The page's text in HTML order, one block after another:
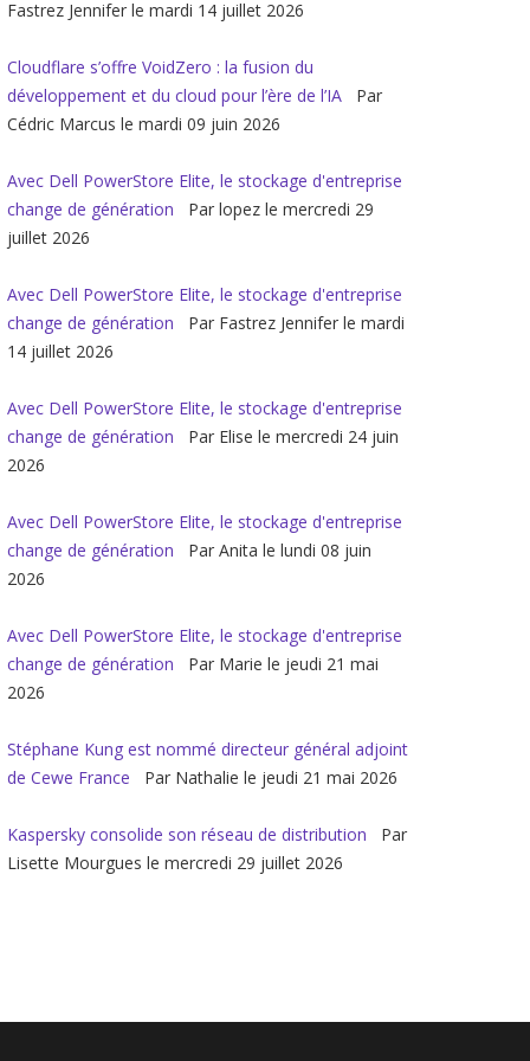
Fastrez Jennifer le mardi 14 juillet 2026
Cloudflare s’offre VoidZero : la fusion du
développement et du cloud pour l’ère de l’IA
Par
Cédric Marcus le mardi 09 juin 2026
Avec Dell PowerStore Elite, le stockage d'entreprise
change de génération
Par lopez le mercredi 29
juillet 2026
Avec Dell PowerStore Elite, le stockage d'entreprise
change de génération
Par Fastrez Jennifer le mardi
14 juillet 2026
Avec Dell PowerStore Elite, le stockage d'entreprise
change de génération
Par Elise le mercredi 24 juin
2026
Avec Dell PowerStore Elite, le stockage d'entreprise
change de génération
Par Anita le lundi 08 juin
2026
Avec Dell PowerStore Elite, le stockage d'entreprise
change de génération
Par Marie le jeudi 21 mai
2026
Stéphane Kung est nommé directeur général adjoint
de Cewe France
Par Nathalie le jeudi 21 mai 2026
Kaspersky consolide son réseau de distribution
Par
Lisette Mourgues le mercredi 29 juillet 2026